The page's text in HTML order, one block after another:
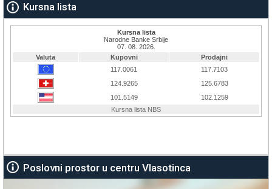
Kursna lista
Poslovni prostor u centru Vlasotinca